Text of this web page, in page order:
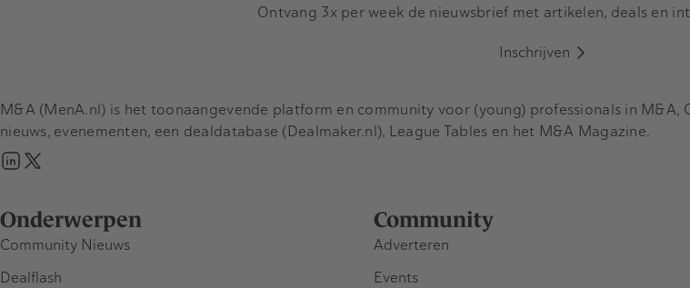
Ontvang 3x per week de nieuwsbrief met artikelen, deals en
Inschrijven
Onderwerpen
Community Nieuws
Dealflash
Community
Adverteren
Events
M&A (MenA.nl) is het toonaangevende platform en community voor (young) professionals in M&A,
nieuws, evenementen, een dealdatabase (Dealmaker.nl), League Tables en het M&A Magazine.